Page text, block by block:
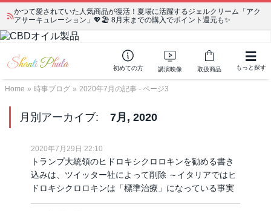
かつて愛されていた人気商品が復活！夏場に活躍するジェルクリーム「アク
アサーキュレーション」💖🏖️ 8月末までの購入でポイント還元も✨
初めての方 講演映像 取扱商品 もっと探す
Home » 時事ブログ » 2020年7月の記事 - ページ3
月別アーカイブ: 7月, 2020
2020年7月29日 22:10
トランプ大統領のヒドロキシクロロキンを勧める書き
込みは、ツイッター社によって削除 ～イタリアではヒ
ドロキシクロロキンは「標準治療」になっている事実